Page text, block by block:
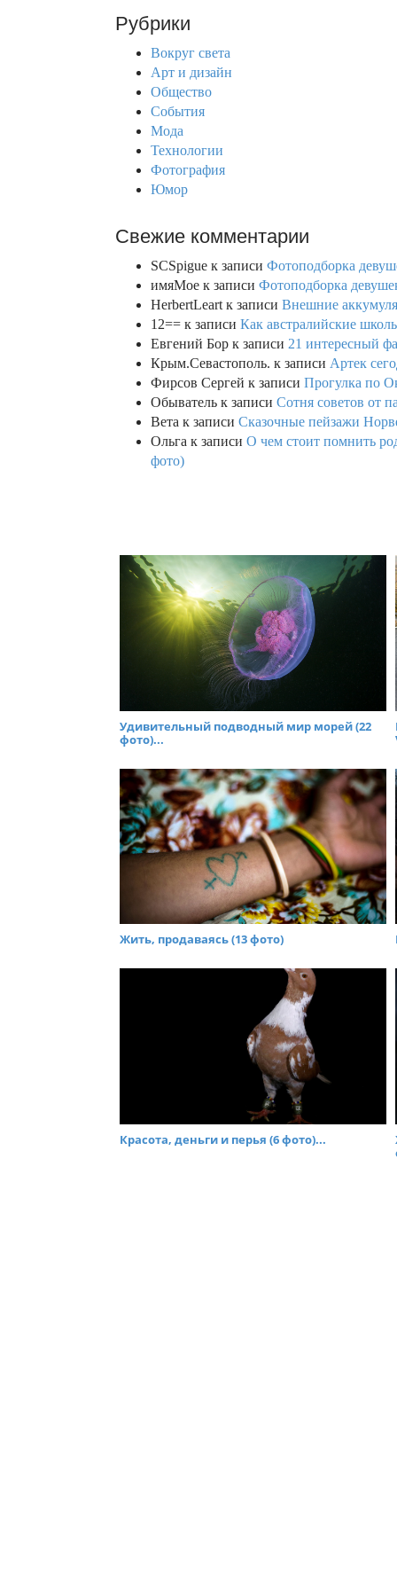
c
Рубрики
Вокруг света
Арт и дизайн
Общество
События
Мода
Технологии
Фотография
Юмор
Свежие комментарии
SCSpigue к записи Фотоподборка
имяМое к записи Фотоподборка
HerbertLeart к записи Внешние
12== к записи Как австралийские
Евгений Бор к записи 21 интересный
Крым.Севастополь. к записи Артек
Фирсов Сергей к записи Прогулка по
Обыватель к записи Сотня советов от
Вета к записи Сказочные пейзажи
Ольга к записи О чем стоит помнить
фото)
Удивительный подводный мир морей (22
фото)...
Жить, продаваясь (13 фото)
Красота, деньги и перья (6 фото)...